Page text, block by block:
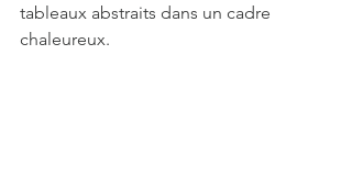
tableaux abstraits dans un cadre
chaleureux.